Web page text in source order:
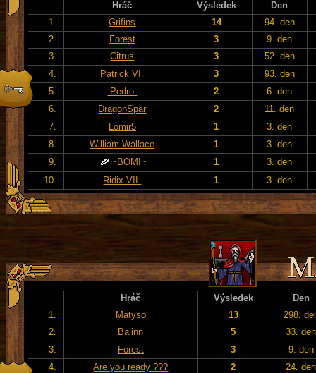
Hráč Výsledek
Den
1.
Grifins 14
94. den
2.
Forest 3
9. den
3.
Citrus 3
52. den
4.
Patrick VI. 3
93. den
5.
-Pedro- 2
6. den
6.
DragonSpar 2
11. den
7.
Lomir5 1
3. den
8.
William Wallace 1
3. den
9.
~BOMI~ 1
3. den
10.
Ridix VII. 1 3. den
Hráč Výsledek
Den
1.
Matyso 13
298.
2.
Balinn 5
33. den
3.
Forest 3
9. den
4.
Are you ready ??? 2
24. den